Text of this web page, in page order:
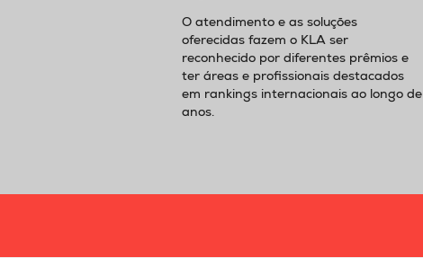
O atendimento e as soluções
oferecidas fazem o KLA ser
reconhecido por diferentes prêmios e
ter áreas e profissionais destacados
em rankings internacionais ao longo de
anos.